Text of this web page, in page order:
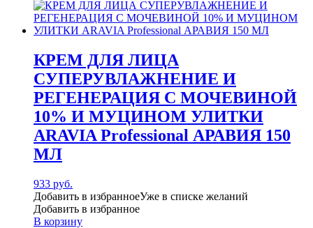
КРЕМ ДЛЯ ЛИЦА
СУПЕРУВЛАЖНЕНИЕ И
РЕГЕНЕРАЦИЯ С МОЧЕВИНОЙ
10% И МУЦИНОМ УЛИТКИ
ARAVIA Professional АРАВИЯ 150
МЛ
933 руб.
Добавить в избранноеУже в списке желаний
Добавить в избранное
В корзину